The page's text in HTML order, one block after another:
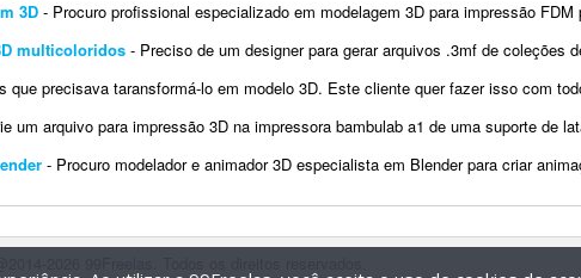
3D - Procuro profissional especializado em modelagem 3D para impressão FDM para desenvolver um chaveiro personalizado inspirado no escudo do Gama FC. O
multicoloridos - Preciso de um designer para gerar arquivos .3mf de coleções de pequenos animais. Vou enviar as imagens e o profissional deverá
taransformá-lo em modelo 3D. Este cliente quer fazer isso com todos os tênis da marca, este seria um piloto
para impressão 3D na impressora bambulab a1 de uma suporte de lata de monster energy 473ml com o logo da
- Procuro modelador e animador 3D especialista em Blender para criar animações urbanas e timelapses de cidades em estilo